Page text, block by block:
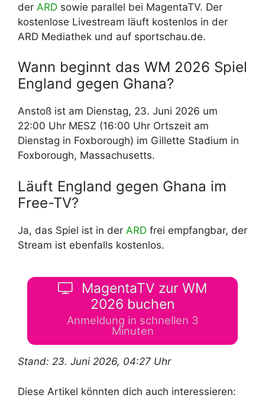
der ARD sowie parallel bei MagentaTV. Der
kostenlose Livestream läuft kostenlos in der
ARD Mediathek und auf sportschau.de.
Wann beginnt das WM 2026 Spiel
England gegen Ghana?
Anstoß ist am Dienstag, 23. Juni 2026 um
22:00 Uhr MESZ (16:00 Uhr Ortszeit am
Dienstag in Foxborough) im Gillette Stadium in
Foxborough, Massachusetts.
Läuft England gegen Ghana im
Free-TV?
Ja, das Spiel ist in der ARD frei empfangbar, der
Stream ist ebenfalls kostenlos.
MagentaTV zur WM
2026 buchen
Anmeldung in schnellen 3
Minuten
Stand: 23. Juni 2026, 04:27 Uhr
Diese Artikel könnten dich auch interessieren: